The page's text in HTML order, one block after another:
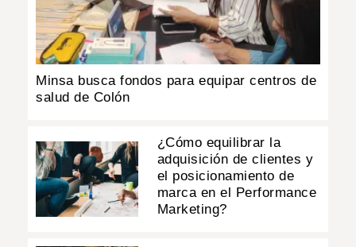
Minsa busca fondos para equipar centros de
salud de Colón
¿Cómo equilibrar la
adquisición de clientes y
el posicionamiento de
marca en el Performance
Marketing?